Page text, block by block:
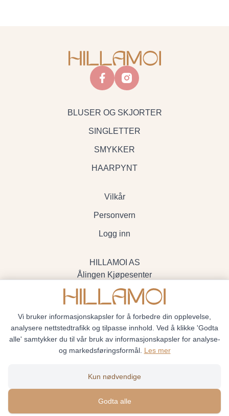
facebookinstagram
BLUSER OG SKJORTER
SINGLETTER
SMYKKER
HAARPYNT
Vilkår
Personvern
Logg inn
HILLAMOI AS
Ålingen Kjøpesenter
Myrenvegen 19, 3570 Ål
- Org.nr. 928705234
Siden driftes avShoplabs
Vi bruker informasjonskapsler for å forbedre din opplevelse,
analysere nettstedtrafikk og tilpasse innhold. Ved å klikke 'Godta
alle' samtykker du til vår bruk av informasjonskapsler for analyse-
og markedsføringsformål. Les mer
Kun nødvendige
Godta alle